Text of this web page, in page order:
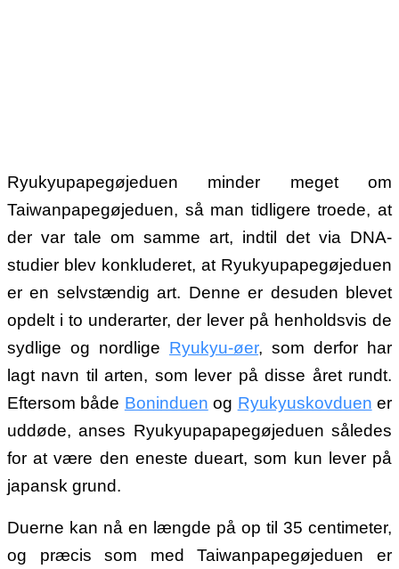
Ryukyupapegøjeduen minder meget om
Taiwanpapegøjeduen, så man tidligere troede, at
der var tale om samme art, indtil det via DNA-
studier blev konkluderet, at Ryukyupapegøjeduen
er en selvstændig art. Denne er desuden blevet
opdelt i to underarter, der lever på henholdsvis de
sydlige og nordlige Ryukyu-øer, som derfor har
lagt navn til arten, som lever på disse året rundt.
Eftersom både Boninduen og Ryukyuskovduen er
uddøde, anses Ryukyupapapegøjeduen således
for at være den eneste dueart, som kun lever på
japansk grund.
Duerne kan nå en længde på op til 35 centimeter,
og præcis som med Taiwanpapegøjeduen er